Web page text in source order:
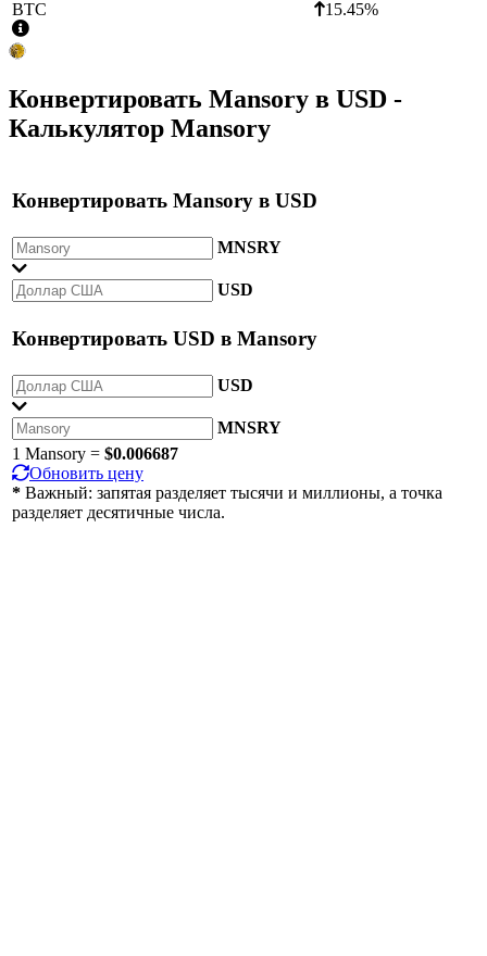
BTC 15.45%
Конвертировать Mansory в USD -
Калькулятор Mansory
Конвертировать Mansory в USD
MNSRY
USD
Конвертировать USD в Mansory
USD
MNSRY
1 Mansory = $0.006687
Обновить цену
* Важный: запятая разделяет тысячи и миллионы, а точка
разделяет десятичные числа.